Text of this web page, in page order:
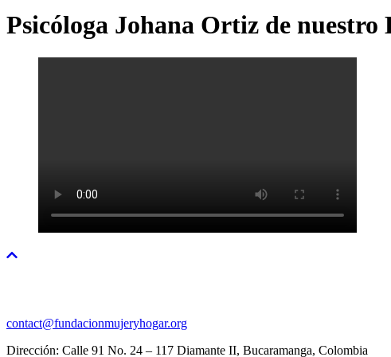
Psicóloga Johana Ortiz de
contact@fundacionmujeryhogar.org
Dirección: Calle 91 No. 24 – 117 Diamante II, Bucaramanga, Colombia